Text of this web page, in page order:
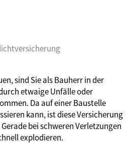
sind Sie als Bauherr in der
etwaige Unfälle oder
Da auf einer Baustelle
kann, ist diese Versicherung
bei schweren Verletzungen
explodieren.